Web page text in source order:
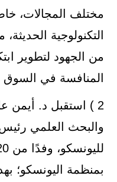
مختلف المجالات،
التكنولوجية
من الجهود لتطوير
المنافسة في
2 ) استقبل د. أيمن
والبحث العلمي رئيس
بمنظمة اليونسكو؛